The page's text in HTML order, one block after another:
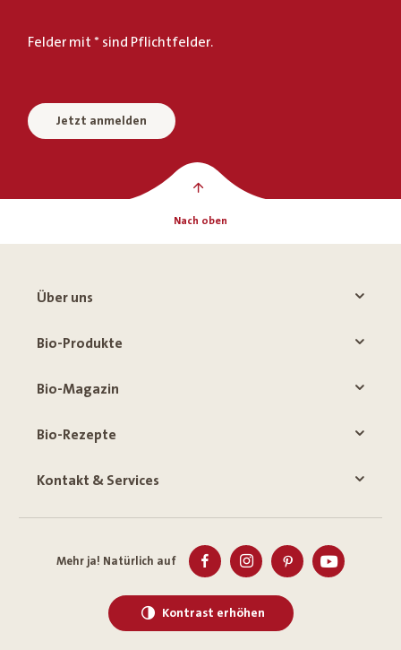
Felder mit * sind Pflichtfelder.
Jetzt anmelden
Nach oben
Über uns
Bio-Produkte
Bio-Magazin
Bio-Rezepte
Kontakt & Services
Mehr ja! Natürlich auf
Kontrast erhöhen